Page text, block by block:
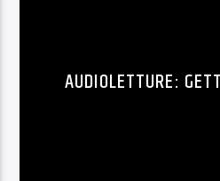
AUDIOLETTURE: